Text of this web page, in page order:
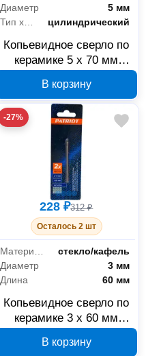
Диаметр
5 мм
Тип хвостовика
цилиндрический
Копьевидное сверло по
керамике 5 x 70 мм
815010062
В корзину
-27%
228 ₽312 ₽
Осталось 2 шт
стекло/кафель
Диаметр
3 мм
Длина
60 мм
Копьевидное сверло по
керамике 3 x 60 мм
815010060
В корзину